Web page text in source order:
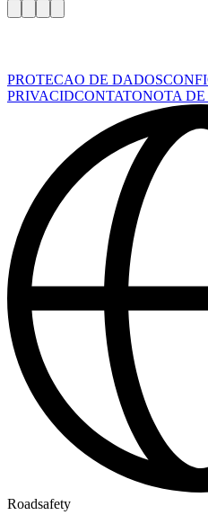
PROTECAO DE DADOS
PRIVACIDCONTATONOTA DE
Roadsafety